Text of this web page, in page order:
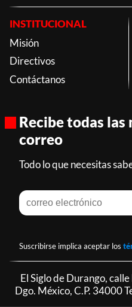
INSTITUCIONAL
Misión
Directivos
Contáctanos
Recibe todas
correo
Todo lo que necesitas
Suscribirse implica aceptar los
El Siglo de Durango,
Dgo. México, C.P. 34000